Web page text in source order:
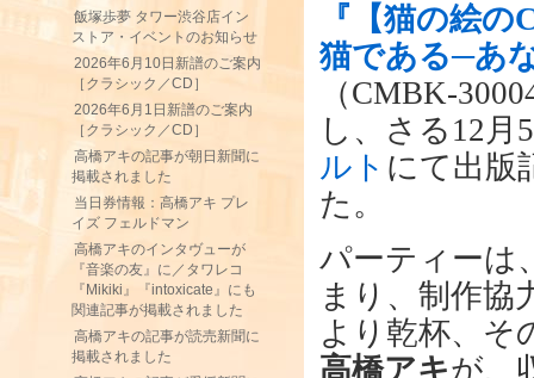
飯塚歩夢 タワー渋谷店イン
ストア・イベントのお知らせ
2026年6月10日新譜のご案内
［クラシック／CD］
2026年6月1日新譜のご案内
［クラシック／CD］
高橋アキの記事が朝日新聞に
掲載されました
当日券情報：高橋アキ プレ
イズ フェルドマン
高橋アキのインタヴューが
『音楽の友』に／タワレコ
『Mikiki』『intoxicate』にも
関連記事が掲載されました
高橋アキの記事が読売新聞に
掲載されました
『【猫の絵
猫である─あ
（CMBK-
し、さる12月
ルト にて出版
た。
パーティーは
まり、制作協
より乾杯、そ
高橋アキが、